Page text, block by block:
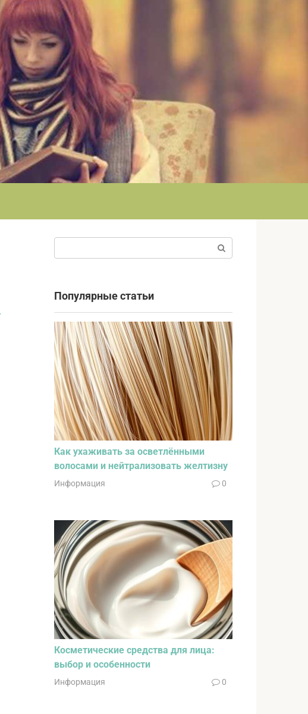
Популярные статьи
Как ухаживать за осветлёнными
волосами и нейтрализовать желтизну
Информация 0
Косметические средства для лица:
выбор и особенности
Информация 0